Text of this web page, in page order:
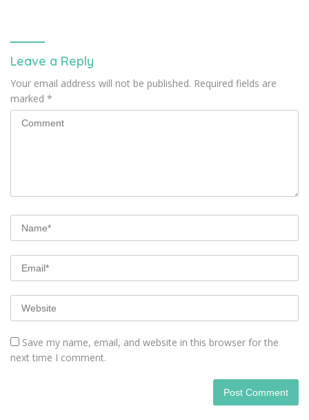
Leave a Reply
Your email address will not be published. Required fields are
marked *
Save my name, email, and website in this browser for the
next time I comment.